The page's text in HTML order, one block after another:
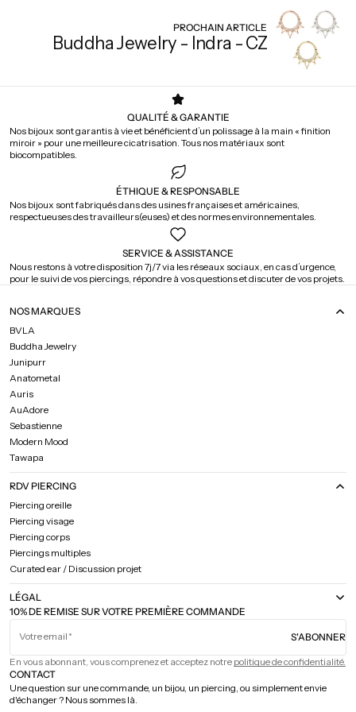
PROCHAIN ARTICLE
Buddha Jewelry - Indra - CZ
QUALITÉ & GARANTIE
Nos bijoux sont garantis à vie et bénéficient d’un polissage à la main « finition
miroir » pour une meilleure cicatrisation. Tous nos matériaux sont
biocompatibles.
ÉTHIQUE & RESPONSABLE
Nos bijoux sont fabriqués dans des usines françaises et américaines,
respectueuses des travailleurs(euses) et des normes environnementales.
SERVICE & ASSISTANCE
Nous restons à votre disposition 7j/7 via les réseaux sociaux, en cas d’urgence,
pour le suivi de vos piercings, répondre à vos questions et discuter de vos projets.
10% DE REMISE SUR VOTRE PREMIÈRE COMMANDE
Votre email S'ABONNER
En vous abonnant, vous comprenez et acceptez notre politique de confidentialité.
NOS MARQUES
BVLA
Buddha Jewelry
Junipurr
Anatometal
Auris
AuAdore
Sebastienne
Modern Mood
Tawapa
RDV PIERCING
Piercing oreille
Piercing visage
Piercing corps
Piercings multiples
Curated ear / Discussion projet
LÉGAL
CONTACT
Une question sur une commande, un bijou, un piercing, ou simplement envie
d'échanger ? Nous sommes là.